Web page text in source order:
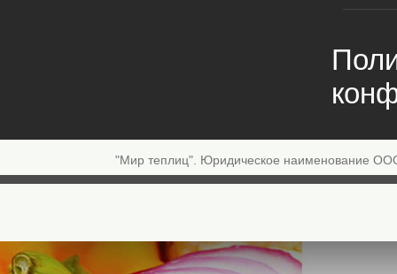
"Мир теплиц". Юридическое наименование